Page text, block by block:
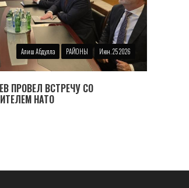
Алиш Абдулла РАЙОНЫ Июн. 25 2026
ПРОВЕЛ ВСТРЕЧУ СО
НАТО